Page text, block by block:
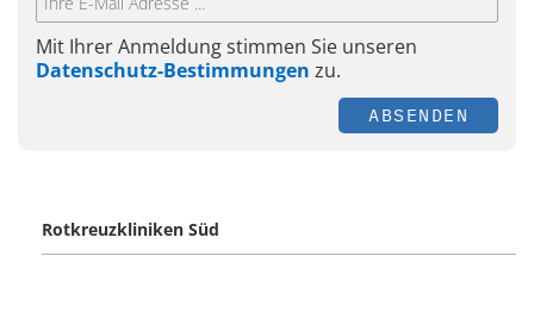
Mit Ihrer Anmeldung stimmen Sie unseren
Datenschutz-Bestimmungen zu.
ABSENDEN
Rotkreuzkliniken Süd